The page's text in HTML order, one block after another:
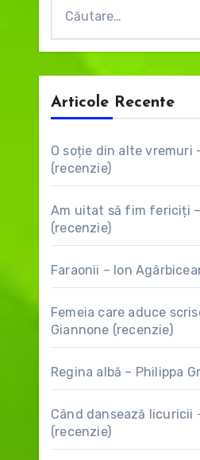
după:
Articole Recente
O soție din alte vremuri
(recenzie)
Am uitat să fim fericiți
(recenzie)
Faraonii – Ion
Femeia care aduce
Giannone (recenzie)
Regina albă – Philippa
Când dansează licuricii
(recenzie)